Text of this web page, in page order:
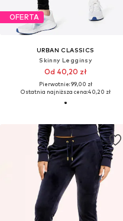
OFERTA
URBAN CLASSICS
Skinny Legginsy
Od 40,20 zł
Pierwotnie: 99,00 zł
Ostatnia najniższa cena:40,20 zł